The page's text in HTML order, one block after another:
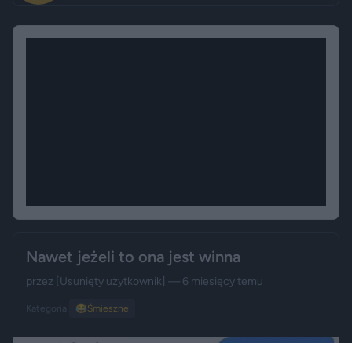
Nawet jeżeli to ona jest winna
przez [Usunięty użytkownik] — 6 miesięcy temu
Kategoria: 😂Śmieszne